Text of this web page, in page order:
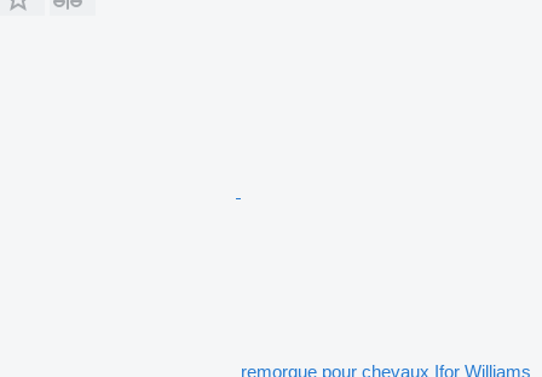
remorque pour chevaux Ifor Williams